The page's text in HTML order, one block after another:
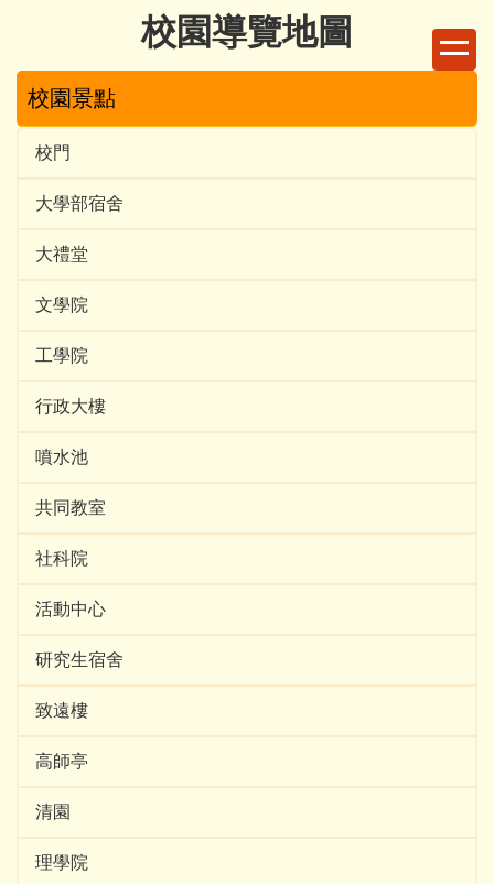
主
內
區
校園導覽地圖
校園景點
校門
大學部宿舍
大禮堂
文學院
工學院
行政大樓
噴水池
共同教室
社科院
活動中心
研究生宿舍
致遠樓
高師亭
清園
理學院